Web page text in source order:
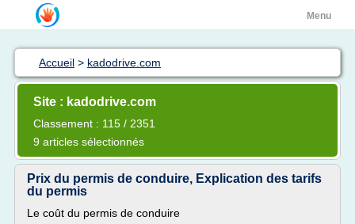
Menu
Accueil > kadodrive.com
Site : kadodrive.com
Classement : 115 / 2351
9 articles sélectionnés
Prix du permis de conduire, Explication des tarifs
du permis
Le coût du permis de conduire